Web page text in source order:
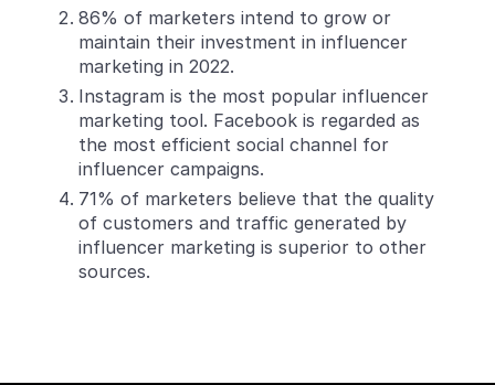
86% of marketers intend to grow or
maintain their investment in influencer
marketing in 2022.
Instagram is the most popular influencer
marketing tool. Facebook is regarded as
the most efficient social channel for
influencer campaigns.
71% of marketers believe that the quality
of customers and traffic generated by
influencer marketing is superior to other
sources.